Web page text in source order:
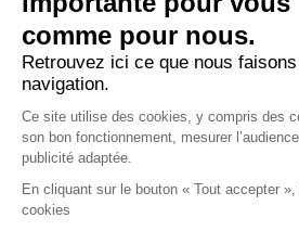
SIÈGE DE
Nous écrire par courrier postal à
APCLD
45/47 avenue Laplace
94117 ARCUEIL CEDEX
• Nous appeler au : 01 49 12 08 30
comme pour nous.
Retrouvez ici ce que nous
navigation.
Ce site utilise des cookies, y compris des
son bon fonctionnement, mesurer
publicité adaptée.
En cliquant sur le bouton « Tout accepter
cookies